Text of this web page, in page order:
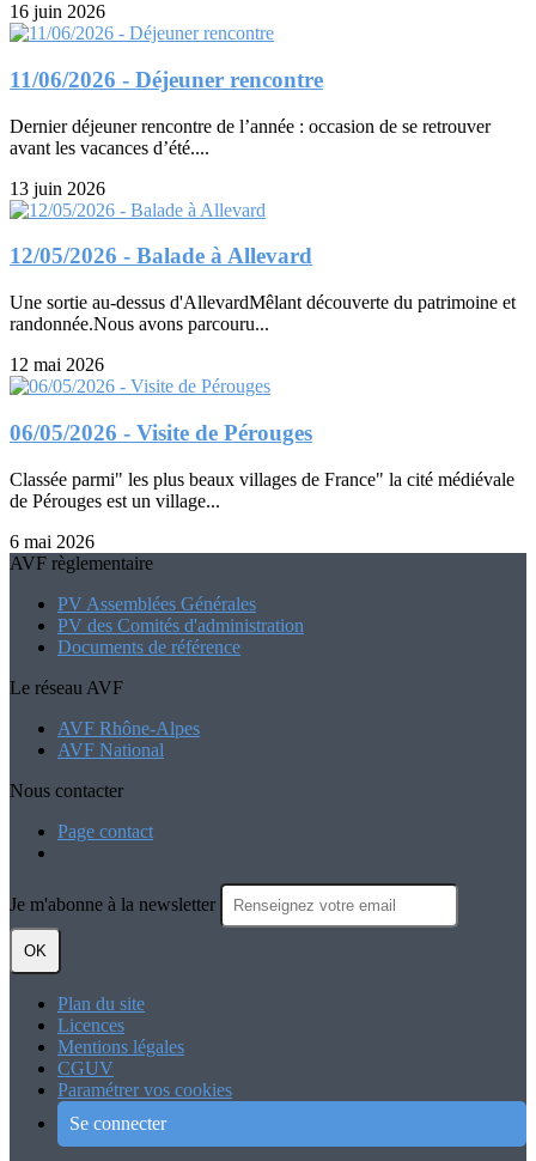
16 juin 2026
11/06/2026 - Déjeuner rencontre
Dernier déjeuner rencontre de l’année : occasion de se retrouver
avant les vacances d’été....
13 juin 2026
12/05/2026 - Balade à Allevard
Une sortie au-dessus d'AllevardMêlant découverte du patrimoine et
randonnée.Nous avons parcouru...
12 mai 2026
06/05/2026 - Visite de Pérouges
Classée parmi" les plus beaux villages de France" la cité médiévale
de Pérouges est un village...
6 mai 2026
AVF règlementaire
PV Assemblées Générales
PV des Comités d'administration
Documents de référence
Le réseau AVF
AVF Rhône-Alpes
AVF National
Nous contacter
Page contact
Je m'abonne à la newsletter
OK
Plan du site
Licences
Mentions légales
CGUV
Paramétrer vos cookies
Se connecter